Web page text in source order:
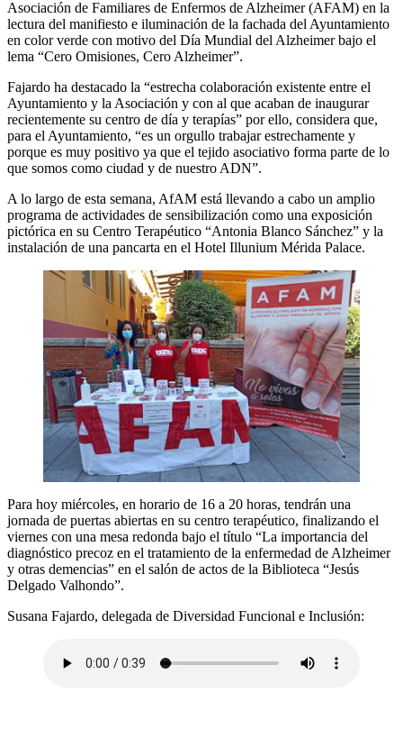
Asociación de Familiares de Enfermos de Alzheimer (AFAM) en la
lectura del manifiesto e iluminación de la fachada del Ayuntamiento
en color verde con motivo del Día Mundial del Alzheimer bajo el
lema “Cero Omisiones, Cero Alzheimer”.
Fajardo ha destacado la “estrecha colaboración existente entre el
Ayuntamiento y la Asociación y con al que acaban de inaugurar
recientemente su centro de día y terapías” por ello, considera que,
para el Ayuntamiento, “es un orgullo trabajar estrechamente y
porque es muy positivo ya que el tejido asociativo forma parte de lo
que somos como ciudad y de nuestro ADN”.
A lo largo de esta semana, AfAM está llevando a cabo un amplio
programa de actividades de sensibilización como una exposición
pictórica en su Centro Terapéutico “Antonia Blanco Sánchez” y la
instalación de una pancarta en el Hotel Illunium Mérida Palace.
Para hoy miércoles, en horario de 16 a 20 horas, tendrán una
jornada de puertas abiertas en su centro terapéutico, finalizando el
viernes con una mesa redonda bajo el título “La importancia del
diagnóstico precoz en el tratamiento de la enfermedad de Alzheimer
y otras demencias” en el salón de actos de la Biblioteca “Jesús
Delgado Valhondo”.
Susana Fajardo, delegada de Diversidad Funcional e Inclusión: